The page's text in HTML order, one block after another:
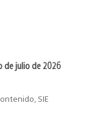
de julio de 2026
SIE